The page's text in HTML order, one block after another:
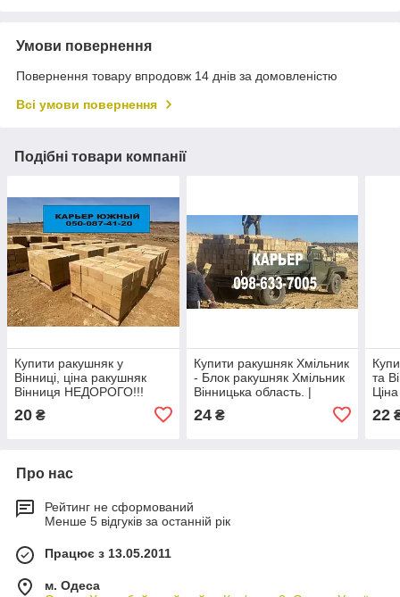
Умови повернення
Повернення товару впродовж 14 днів за домовленістю
Всі умови повернення
Подібні товари компанії
Купити ракушняк у
Вінниці, ціна ракушняк
Вінниця НЕДОРОГО!!!
20 ₴
Купити ракушняк Хмільник
- Блок ракушняк Хмільник
Вінницька область. |
24₴
та
22
Про нас
Рейтинг не сформований
Менше 5 відгуків за останній рік
Працює з 13.05.2011
м. Одеса